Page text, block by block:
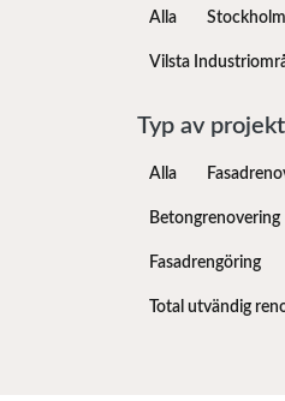
Alla Stockholm
Vilsta
Typ av projekt
Alla
Betongrenovering
Fasadrengöring
Total utvändig